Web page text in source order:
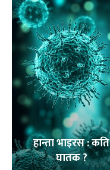
हान्ता भाइरस : कति
घातक ?